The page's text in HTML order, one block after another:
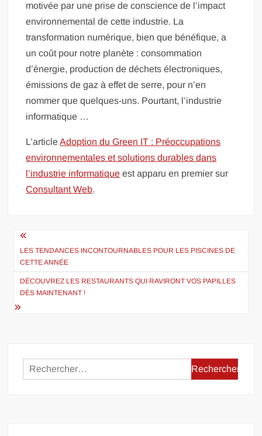
motivée par une prise de conscience de l’impact
environnemental de cette industrie. La
transformation numérique, bien que bénéfique, a
un coût pour notre planète : consommation
d’énergie, production de déchets électroniques,
émissions de gaz à effet de serre, pour n’en
nommer que quelques-uns. Pourtant, l’industrie
informatique …
L’articleAdoption du Green IT : Préoccupations
environnementales et solutions durables dans
l’industrie informatique est apparu en premier sur
Consultant Web.
Navigation
de
l’article
LES TENDANCES INCONTOURNABLES POUR LES PISCINES DE
CETTE ANNÉE
DÉCOUVREZ LES RESTAURANTS QUI RAVIRONT VOS PAPILLES
DÈS MAINTENANT !
Rechercher :